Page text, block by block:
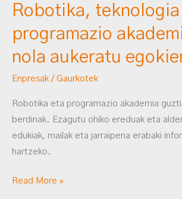
Robotika, teknologia
programazio
nola aukeratu
Enpresak / Gaurkotek
Robotika eta programazio akademia
berdinak. Ezagutu ohiko ereduak eta
edukiak, mailak eta jarraipena erabaki
hartzeko.
Read More »